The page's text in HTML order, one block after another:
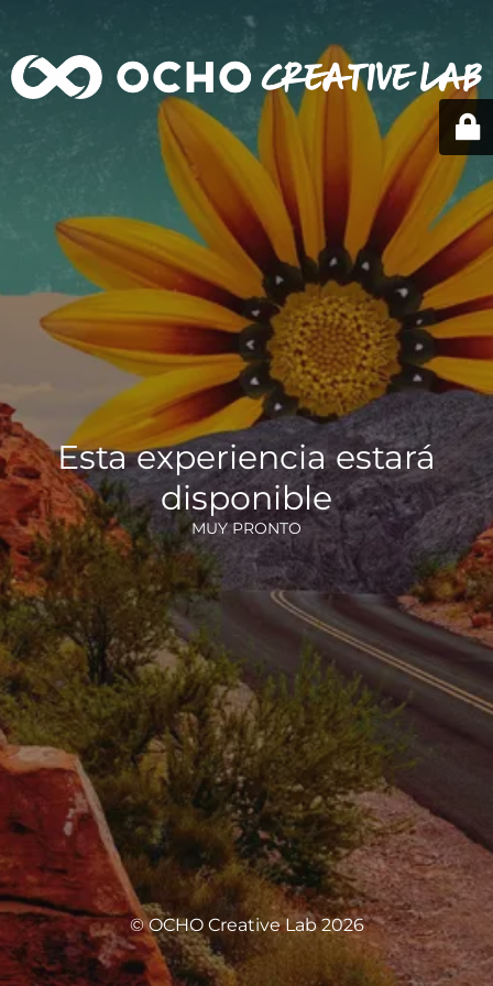
Esta experiencia estará
disponible
MUY PRONTO
© OCHO Creative Lab 2026